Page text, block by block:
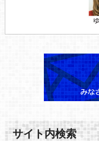
サイト内検索